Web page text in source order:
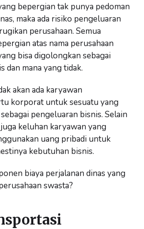
bepergian tak punya pedoman
maka ada risiko pengeluaran
perusahaan. Semua
atas nama perusahaan
bisa digolongkan sebagai
dan mana yang tidak.
akan ada karyawan
korporat untuk sesuatu yang
pengeluaran bisnis. Selain
keluhan karyawan yang
uang pribadi untuk
kebutuhan bisnis.
biaya perjalanan dinas yang
swasta?